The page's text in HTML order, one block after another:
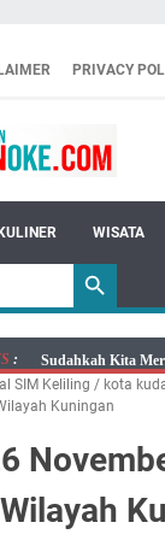
PRIVACY
KULINER WISATA
:
Sudahkah Kita
Info Sembako di
Kamis 6 Agustus
Layanan Mobil
SIM Keliling / kota
Kuningan